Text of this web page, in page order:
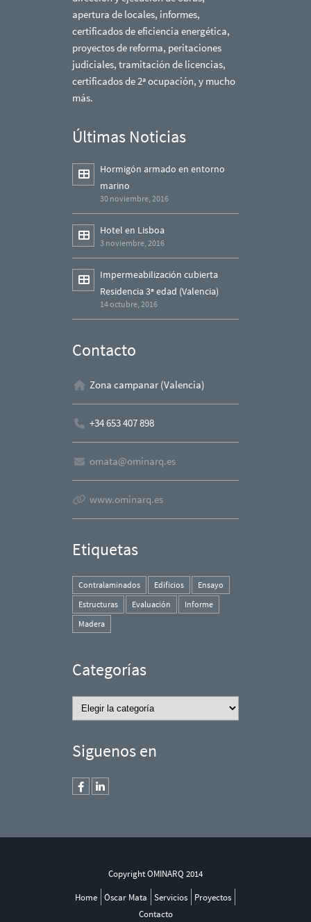
apertura de locales, informes,
certificados de eficiencia energética,
proyectos de reforma, peritaciones
judiciales, tramitación de licencias,
certificados de 2ª ocupación, y mucho
más.
Últimas Noticias
Hormigón armado en entorno
marino
30 noviembre, 2016
Hotel en Lisboa
3 noviembre, 2016
Impermeabilización cubierta
Residencia 3ª edad (Valencia)
14 octubre, 2016
Contacto
Zona campanar (Valencia)
+34 653 407 898
omata@ominarq.es
www.ominarq.es
Etiquetas
Contralaminados Edificios
Ensayo
Estructuras
Evaluación
Informe
Madera
Categorías
Categorías
Siguenos en
Copyright OMINARQ 2014
Home Óscar Mata Servicios
Proyectos
Contacto